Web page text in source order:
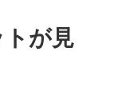
が見